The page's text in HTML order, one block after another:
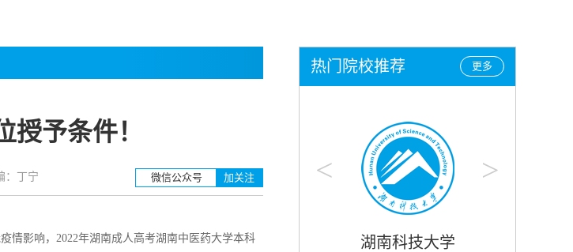
予条件！
：丁宁 微信公众号 加关注
情影响，2022年湖南成人高考湖南中医药大学本科
更多
热门院校推荐
< >
湖南工业大学 湖南科技大学